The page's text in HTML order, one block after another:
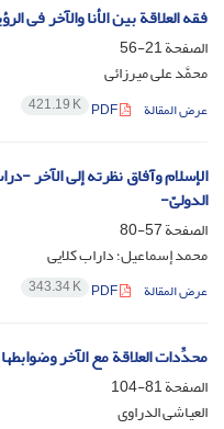
فقه العلاقة بین الأنا والآخر فی
الصفحة21-56
محمَّد علی میرزائی
عرض المقالة 421.19 K
الإسلام وآفاق نظرته إلى الآخر -
الدولیّ-
الصفحة57-80
محمد إسماعیل؛ داراب کلایی
عرض المقالة 343.34 K
محدِّدات العلاقة مع الآخر
الصفحة81-104
العیاشی الدراوی